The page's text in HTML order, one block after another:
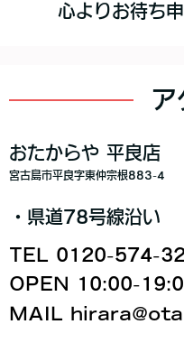
心よりお待ち
ア
おたからや 平良店
宮古島市平良字東仲宗根883-4
・県道78号線沿い
TEL 0120-574-
OPEN 10:00-
MAIL